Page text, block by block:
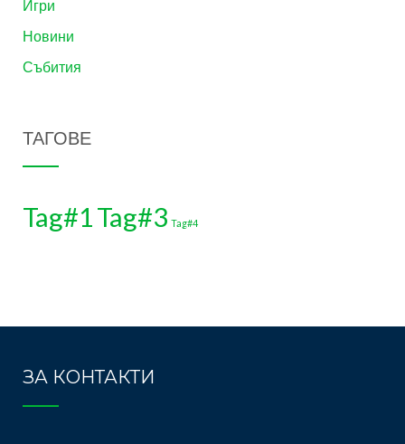
Игри
Новини
Събития
ТАГОВЕ
Tag#1 Tag#3 Tag#4
ЗА КОНТАКТИ